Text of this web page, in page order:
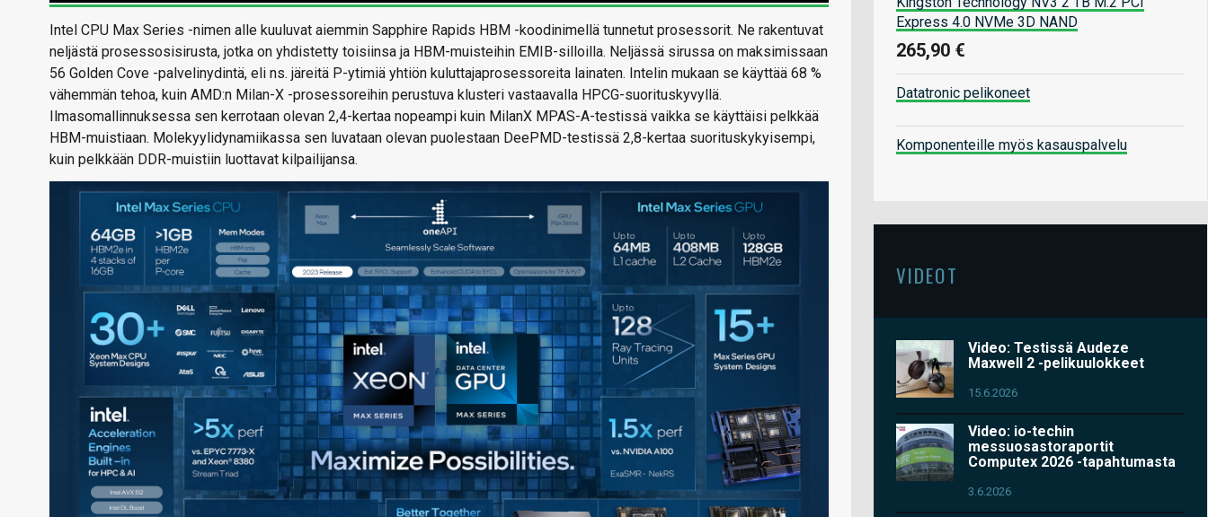
Intel CPU Max Series -nimen alle kuuluvat aiemmin Sapphire Rapids HBM -koodinimellä tunnetut prosessorit. Ne rakentuvat
neljästä prosessosisirusta, jotka on yhdistetty toisiinsa ja HBM-muisteihin EMIB-silloilla. Neljässä sirussa on maksimissaan
56 Golden Cove -palvelinydintä, eli ns. järeitä P-ytimiä yhtiön kuluttajaprosessoreita lainaten. Intelin mukaan se käyttää 68 %
vähemmän tehoa, kuin AMD:n Milan-X -prosessoreihin perustuva klusteri vastaavalla HPCG-suorituskyvyllä.
Ilmasomallinnuksessa sen kerrotaan olevan 2,4-kertaa nopeampi kuin MilanX MPAS-A-testissä vaikka se käyttäisi pelkkää
HBM-muistiaan. Molekyylidynamiikassa sen luvataan olevan puolestaan DeePMD-testissä 2,8-kertaa suorituskykyisempi,
kuin pelkkään DDR-muistiin luottavat kilpailijansa.
Express 4.0 NVMe 3D NAND
265,90 €
Datatronic pelikoneet
Komponenteille myös kasauspalvelu
VIDEOT
Video: Testissä Audeze
Maxwell 2 -pelikuulokkeet
15.6.2026
Video: io-techin
messuosastoraportit
Computex 2026 -tapahtumasta
3.6.2026